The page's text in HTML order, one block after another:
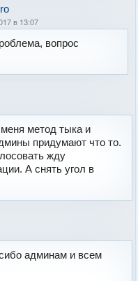
в 13:07
вопрос
метод тыка и
придумают что то.
жду
А снять угол в
админам и всем